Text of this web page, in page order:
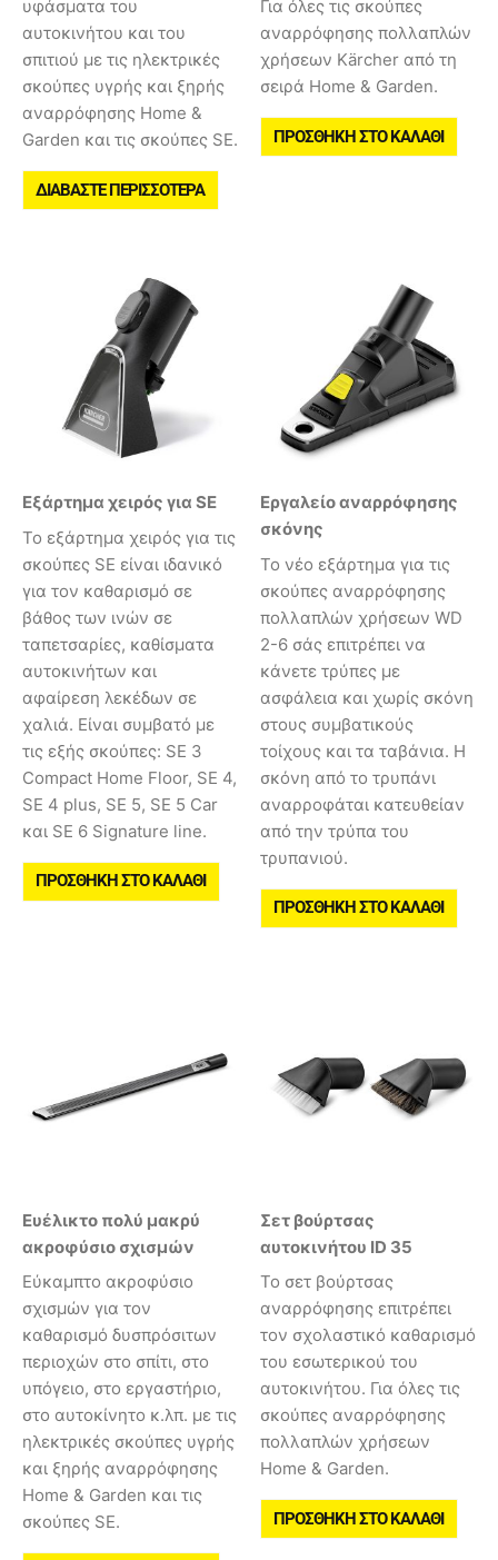
υφάσματα του
αυτοκινήτου και του
σπιτιού με τις ηλεκτρικές
σκούπες υγρής και ξηρής
αναρρόφησης Home &
Garden και τις σκούπες SE.
ΔΙΑΒΆΣΤΕ ΠΕΡΙΣΣΌΤΕΡΑ
Για όλες τις σκούπες
αναρρόφησης πολλαπλών
χρήσεων Kärcher από τη
σειρά Home & Garden.
ΠΡΟΣΘΉΚΗ ΣΤΟ ΚΑΛΆΘΙ
Εξάρτημα χειρός για SE
Το εξάρτημα χειρός για τις
σκούπες SE είναι ιδανικό
για τον καθαρισμό σε
βάθος των ινών σε
ταπετσαρίες, καθίσματα
αυτοκινήτων και
αφαίρεση λεκέδων σε
χαλιά. Είναι συμβατό με
τις εξής σκούπες: SE 3
Compact Home Floor, SE 4,
SE 4 plus, SE 5, SE 5 Car
και SE 6 Signature line.
ΠΡΟΣΘΉΚΗ ΣΤΟ ΚΑΛΆΘΙ
Εργαλείο αναρρόφησης
σκόνης
Το νέο εξάρτημα για τις
σκούπες αναρρόφησης
πολλαπλών χρήσεων WD
2-6 σάς επιτρέπει να
κάνετε τρύπες με
ασφάλεια και χωρίς σκόνη
στους συμβατικούς
τοίχους και τα ταβάνια. Η
σκόνη από το τρυπάνι
αναρροφάται κατευθείαν
από την τρύπα του
τρυπανιού.
ΠΡΟΣΘΉΚΗ ΣΤΟ ΚΑΛΆΘΙ
Ευέλικτο πολύ μακρύ
ακροφύσιο σχισμών
Εύκαμπτο ακροφύσιο
σχισμών για τον
καθαρισμό δυσπρόσιτων
περιοχών στο σπίτι, στο
υπόγειο, στο εργαστήριο,
στο αυτοκίνητο κ.λπ. με τις
ηλεκτρικές σκούπες υγρής
και ξηρής αναρρόφησης
Home & Garden και τις
σκούπες SE.
Σετ βούρτσας
αυτοκινήτου ID 35
Το σετ βούρτσας
αναρρόφησης επιτρέπει
τον σχολαστικό καθαρισμό
του εσωτερικού του
αυτοκινήτου. Για όλες τις
σκούπες αναρρόφησης
πολλαπλών χρήσεων
Home & Garden.
ΠΡΟΣΘΉΚΗ ΣΤΟ ΚΑΛΆΘΙ